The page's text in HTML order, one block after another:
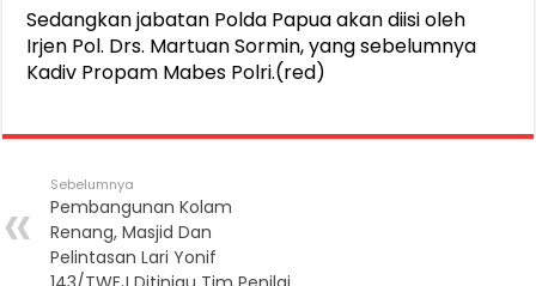
Sedangkan jabatan Polda Papua akan diisi oleh
Irjen Pol. Drs. Martuan Sormin, yang sebelumnya
Kadiv Propam Mabes Polri.(red)
Sebelumnya
Pembangunan Kolam
Renang, Masjid Dan
Pelintasan Lari Yonif